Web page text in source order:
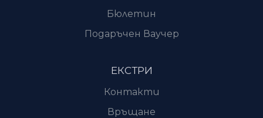
Бюлетин
Подаръчен Ваучер
ЕКСТРИ
Контакти
Връщане